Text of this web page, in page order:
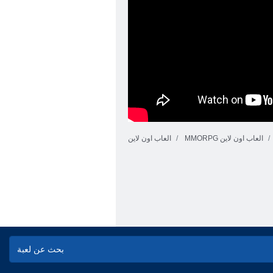
العاب اون لاين MMORPG العاب اون لاين